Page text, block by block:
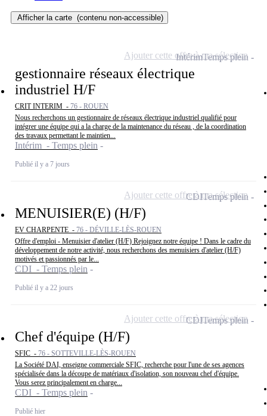
Afficher la carte (contenu non-accessible)
gestionnaire réseaux électrique
industriel H/F
CRIT INTERIM - 76 - ROUEN
Nous recherchons un gestionnaire de réseaux électrique industriel qualifié pour
intégrer une équipe qui a la charge de la maintenance du réseau , de la coordination
des travaux permettant le maintien...
Intérim - Temps plein
Publié il y a 7 jours
IntérimTemps plein
Ajouter cette offre à ma sélection
MENUISIER(E) (H/F)
EV CHARPENTE - 76 - DÉVILLE-LÈS-ROUEN
Offre d'emploi - Menuisier d'atelier (H/F) Rejoignez notre équipe ! Dans le cadre du
développement de notre activité, nous recherchons des menuisiers d'atelier (H/F)
motivés et passionnés par le...
CDI - Temps plein
Publié il y a 22 jours
CDITemps plein
Ajouter cette offre à ma sélection
Chef d'équipe (H/F)
SFIC - 76 - SOTTEVILLE-LÈS-ROUEN
La Société DAI, enseigne commerciale SFIC, recherche pour l'une de ses agences
spécialisée dans la découpe de matériaux d'isolation, son nouveau chef d'équipe.
Vous serez principalement en charge...
CDI - Temps plein
Publié hier
CDITemps plein
Ajouter cette offre à ma sélection